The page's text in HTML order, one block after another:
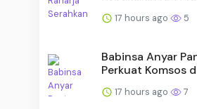
17 hours ago 5
Babinsa Anyar
Perkuat Komsos
17 hours ago 7